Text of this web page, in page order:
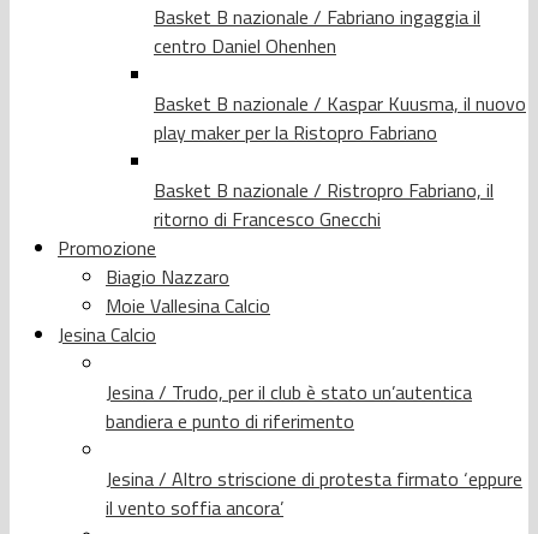
Basket B nazionale / Fabriano ingaggia il
centro Daniel Ohenhen
Basket B nazionale / Kaspar Kuusma, il nuovo
play maker per la Ristopro Fabriano
Basket B nazionale / Ristropro Fabriano, il
ritorno di Francesco Gnecchi
Promozione
Biagio Nazzaro
Moie Vallesina Calcio
Jesina Calcio
Jesina / Trudo, per il club è stato un’autentica
bandiera e punto di riferimento
Jesina / Altro striscione di protesta firmato ‘eppure
il vento soffia ancora’